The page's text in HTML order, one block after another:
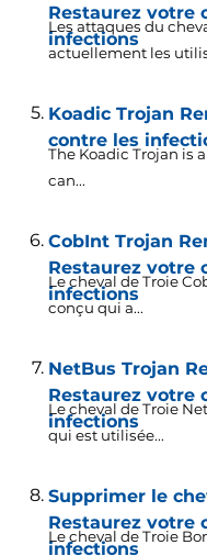
Restaurez votre
infections
Les attaques du
actuellement les
Koadic Trojan
contre les
The Koadic Trojan is
can...
CobInt Trojan
Restaurez votre
infections
Le cheval de Troie
conçu qui a...
NetBus Trojan
Restaurez votre
infections
Le cheval de Troie
qui est utilisée...
Supprimer le
Restaurez votre
infections
Le cheval de Troie